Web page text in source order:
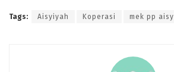
Tags: Aisyiyah Koperasi mek pp